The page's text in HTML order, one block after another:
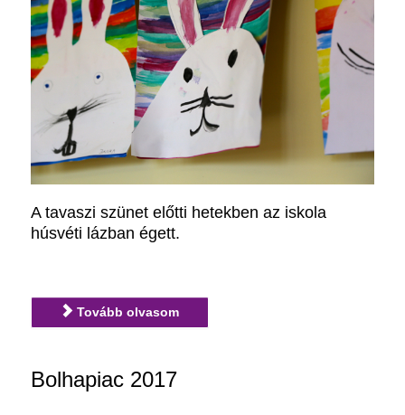
A tavaszi szünet előtti hetekben az iskola
húsvéti lázban égett.
Tovább olvasom
Bolhapiac 2017